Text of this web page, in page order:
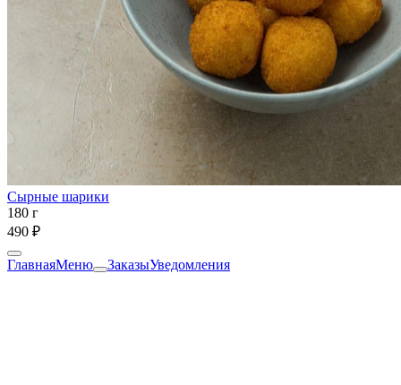
Сырные шарики
180 г
490 ₽
ГлавнаяМеню ЗаказыУведомления